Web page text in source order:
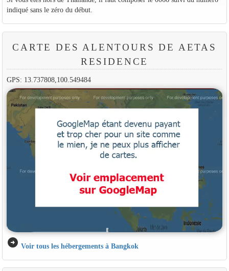
indiqué sans le zéro du début.
CARTE DES ALENTOURS DE AETAS
RESIDENCE
GPS: 13.737808,100.549484
arrow_circle_right Voir tous les hébergements à Bangkok